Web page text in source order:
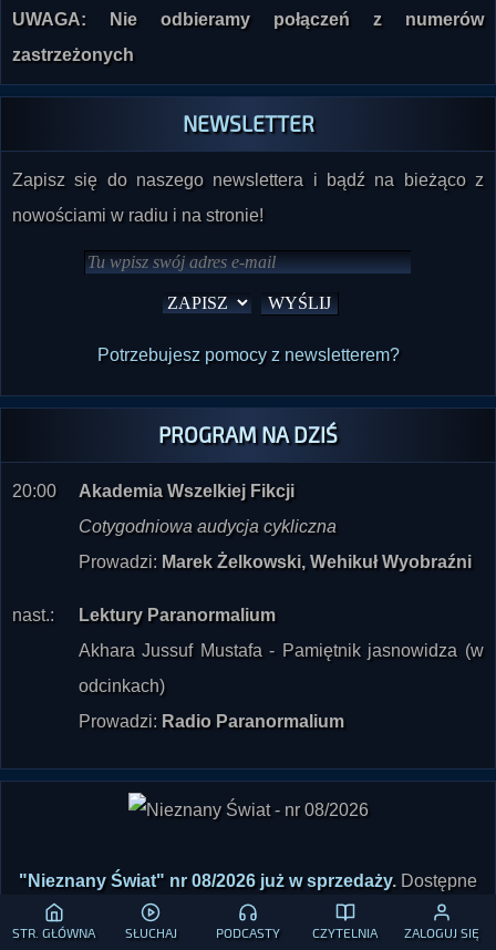
STR. GŁÓWNA SŁUCHAJ PODCASTY CZYTELNIA ZALOGUJ SIĘ
zastrzeżonych
NEWSLETTER
Zapisz się do naszego newslettera i bądź na bieżąco z
nowościami w radiu i na stronie!
Potrzebujesz pomocy z newsletterem?
PROGRAM NA DZIŚ
Akademia Wszelkiej Fikcji
Cotygodniowa audycja cykliczna
Prowadzi:Marek Żelkowski, Wehikuł Wyobraźni
Lektury Paranormalium
Akhara Jussuf Mustafa - Pamiętnik jasnowidza (w
odcinkach)
Prowadzi:Radio Paranormalium
również wydanie elektroniczne! Zachęcamy także do
zajrzenia doKsięgarni-Galerii "Nieznanego Świata"